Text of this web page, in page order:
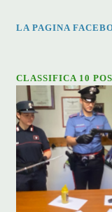
LA PAGINA
CLASSIFICA 10